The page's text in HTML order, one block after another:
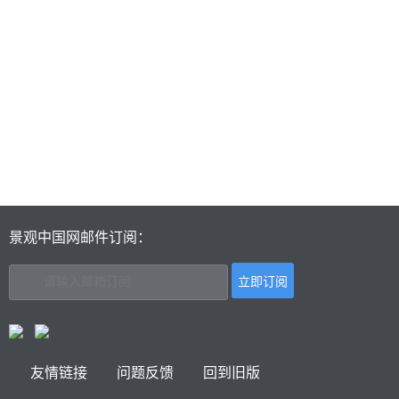
景观中国网邮件订阅：
友情链接 问题反馈 回到旧版